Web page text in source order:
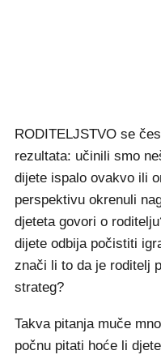
RODITELJSTVO se
rezultata: učinili smo
dijete ispalo ovakvo ili
perspektivu okrenuli
djeteta govori o
dijete odbija počistiti
znači li to da je roditelj
strateg?
Takva pitanja muče
počnu pitati hoće li